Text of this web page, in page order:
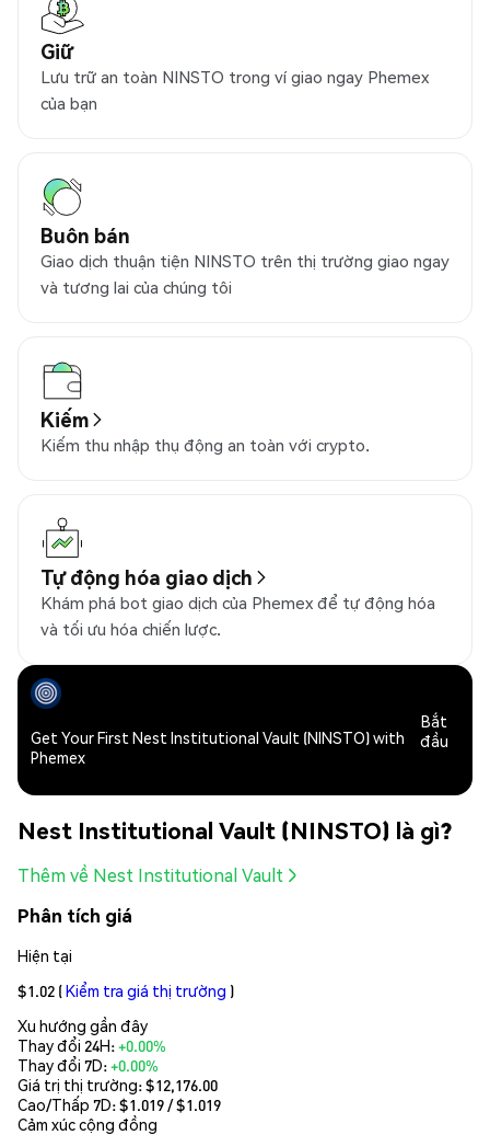
Giữ
Lưu trữ an toàn NINSTO trong ví giao ngay Phemex
của bạn
Buôn bán
Giao dịch thuận tiện NINSTO trên thị trường giao ngay
và tương lai của chúng tôi
Kiếm
Kiếm thu nhập thụ động an toàn với crypto.
Tự động hóa giao dịch
Khám phá bot giao dịch của Phemex để tự động hóa
và tối ưu hóa chiến lược.
Get Your First Nest Institutional Vault (NINSTO) with
Phemex
Bắt
đầu
Nest Institutional Vault (NINSTO) là gì?
Thêm về Nest Institutional Vault
Phân tích giá
Hiện tại
$1.02 (Kiểm tra giá thị trường )
Xu hướng gần đây
Thay đổi 24H:+0.00%
Thay đổi 7D:+0.00%
Giá trị thị trường:$12,176.00
Cao/Thấp 7D: $1.019/ $1.019
Cảm xúc cộng đồng